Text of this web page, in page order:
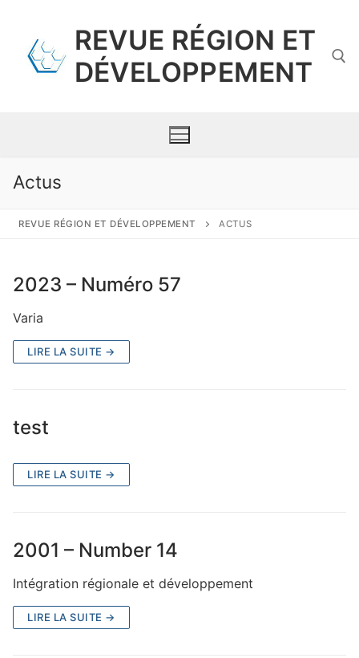
contenu
REVUE RÉGION ET
DÉVELOPPEMENT
Présentation
Numéros par année
Bulletin d’abonnement
Actus
REVUE RÉGION ET DÉVELOPPEMENT ACTUS
2023 – Numéro 57
Varia
LIRE LA SUITE →
test
LIRE LA SUITE →
2001 – Number 14
Intégration régionale et développement
LIRE LA SUITE →